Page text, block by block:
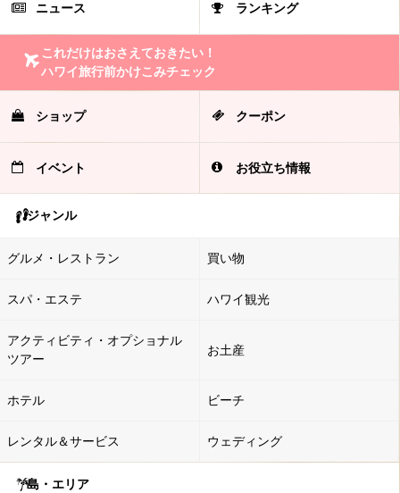
ニュース ランキング
これだけはおさえておきたい！
ハワイ旅行前かけこみチェック
ショップ クーポン
イベント お役立ち情報
ジャンル
グルメ・レストラン 買い物
スパ・エステ ハワイ観光
アクティビティ・オプショナル
ツアー
お土産
ホテル ビーチ
レンタル＆サービス ウェディング
島・エリア